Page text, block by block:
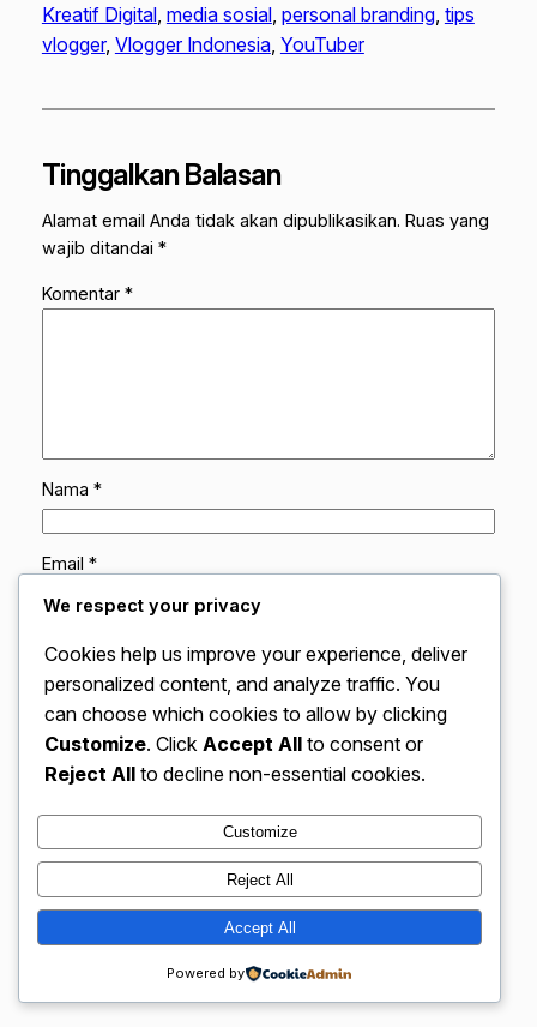
Kreatif Digital, media sosial, personal branding, tips
vlogger, Vlogger Indonesia, YouTuber
Tinggalkan Balasan
Alamat email Anda tidak akan dipublikasikan. Ruas yang
wajib ditandai *
Komentar *
Nama *
Email *
Simpan nama, email, dan situs web saya pada
peramban ini untuk komentar saya berikutnya.
VidBloggerNation.com – Tips &
Trik Jadi Vlogger Sukses
Instagram
X
We respect your privacy
Cookies help us improve your experience, deliver
personalized content, and analyze traffic. You
can choose which cookies to allow by clicking
Customize. Click Accept All to consent or
Reject All to decline non-essential cookies.
Customize
Reject All
Accept All
Powered by